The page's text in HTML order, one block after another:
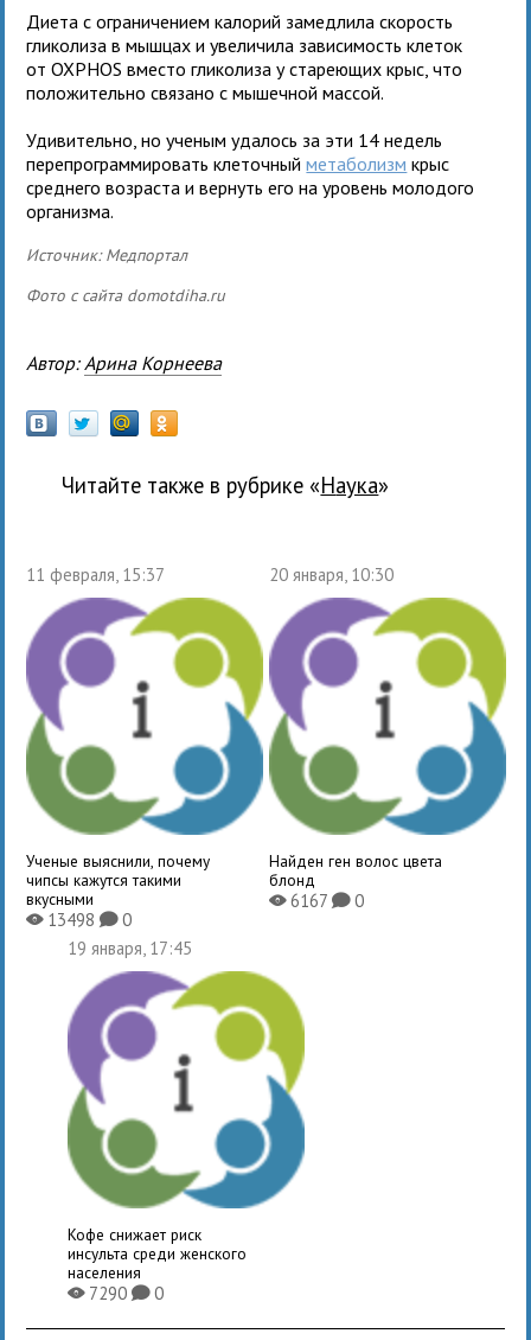
Диета с ограничением калорий замедлила скорость
гликолиза в мышцах и увеличила зависимость клеток
от OXPHOS вместо гликолиза у стареющих крыс, что
положительно связано с мышечной массой.
Удивительно, но ученым удалось за эти 14 недель
перепрограммировать клеточныйметаболизм крыс
среднего возраста и вернуть его на уровень молодого
организма.
Источник: Медпортал
Фото с сайта domotdiha.ru
Автор: Арина Корнеева
Читайте также в рубрике « наука»
11 февраля, 15:37
Ученые выяснили, почему
чипсы кажутся такими
вкусными
X13498K0
20 января, 10:30
Найден ген волос цвета
блонд
X6167 K0
19 января, 17:45
Кофе снижает риск
инсульта среди женского
населения
X7290K0